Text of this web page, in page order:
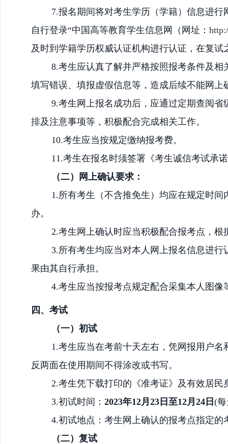
7.报名期间将对考生学历（学籍）信息进
自行登录“中国高等教育学生信息网（网址：
及时到学籍学历权威认证机构进行认证，在复
8.考生应认真了解并严格按照报考条件及
填写错误、填报虚假信息等，造成后续不能网
9.考生网上报名成功后，应通过定期查阅
排及注意事项等，积极配合完成相关工作。
10.考生应当按规定缴纳报考费。
11.考生在报名时须签署《考生诚信考试承
（二）网上确认要求：
1.所有考生（不含推免生）均应在规定时
办。
2.考生网上确认时应当积极配合报考点，
3.所有考生均应当对本人网上报名信息进
果由其自行承担。
4.考生应当按报考点规定配合采集本人图像
四、考试
（一）初试
1.考生应当在考前十天左右，凭网报用户
反两面在使用期间不得涂改或书写。
2.考生凭下载打印的《准考证》及有效居民
3.初试时间： 2023年12月23日至12月24日 (每
4.初试地点：考生网上确认的报考点指定的
（二）复试